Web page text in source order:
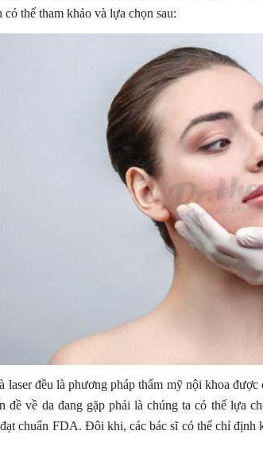
có thể tham khảo và lựa chọn sau:
laser đều là phương pháp thẩm mỹ nội khoa
đề về da đang gặp phải là chúng ta có thể lựa
chuẩn FDA. Đôi khi, các bác sĩ có thể chỉ định